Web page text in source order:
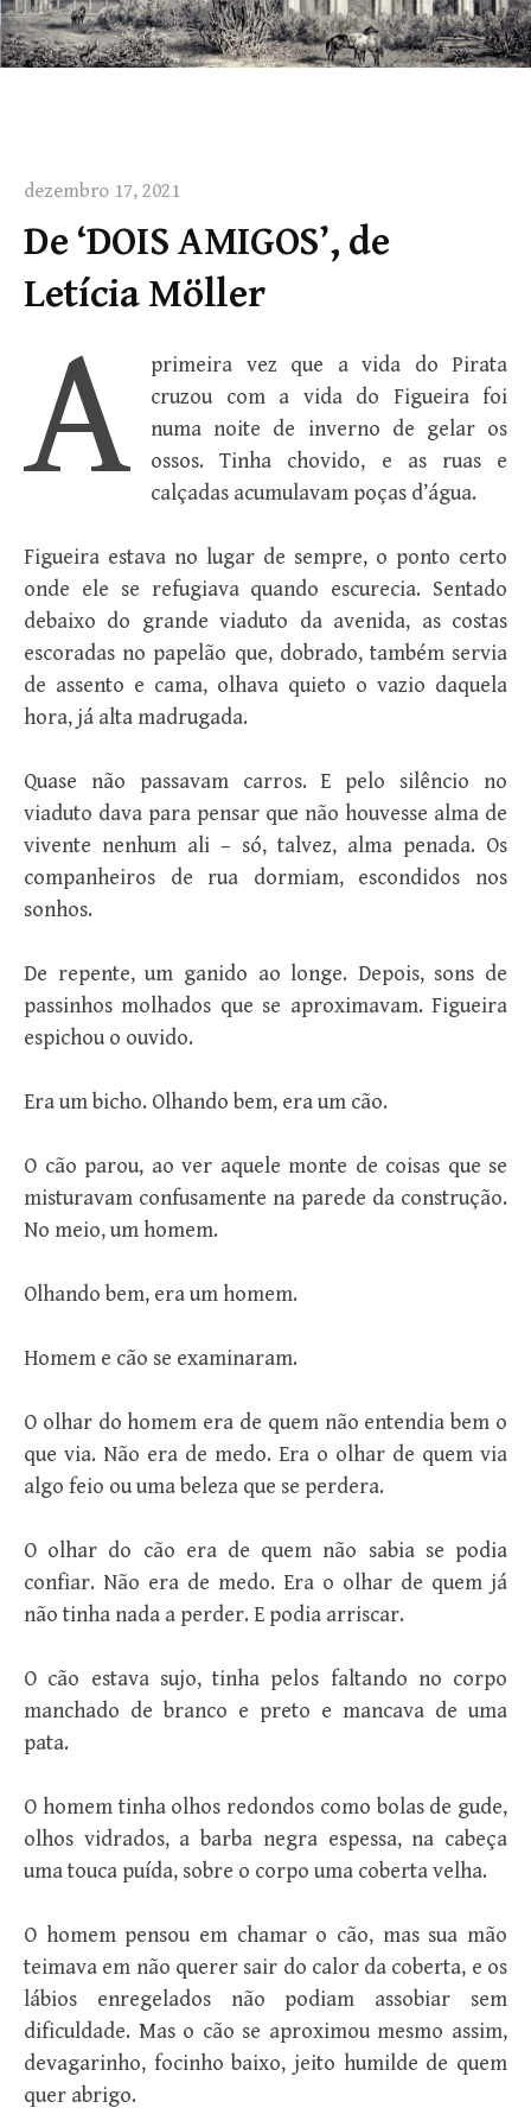
dezembro 17, 2021
De ‘DOIS AMIGOS’, de
Letícia Möller
A
primeira vez que a vida do Pirata
cruzou com a vida do Figueira foi
numa noite de inverno de gelar os
ossos. Tinha chovido, e as ruas e
calçadas acumulavam poças d’água.
Figueira estava no lugar de sempre, o ponto certo
onde ele se refugiava quando escurecia. Sentado
debaixo do grande viaduto da avenida, as costas
escoradas no papelão que, dobrado, também servia
de assento e cama, olhava quieto o vazio daquela
hora, já alta madrugada.
Quase não passavam carros. E pelo silêncio no
viaduto dava para pensar que não houvesse alma de
vivente nenhum ali – só, talvez, alma penada. Os
companheiros de rua dormiam, escondidos nos
sonhos.
De repente, um ganido ao longe. Depois, sons de
passinhos molhados que se aproximavam. Figueira
espichou o ouvido.
Era um bicho. Olhando bem, era um cão.
O cão parou, ao ver aquele monte de coisas que se
misturavam confusamente na parede da construção.
No meio, um homem.
Olhando bem, era um homem.
Homem e cão se examinaram.
O olhar do homem era de quem não entendia bem o
que via. Não era de medo. Era o olhar de quem via
algo feio ou uma beleza que se perdera.
O olhar do cão era de quem não sabia se podia
confiar. Não era de medo. Era o olhar de quem já
não tinha nada a perder. E podia arriscar.
O cão estava sujo, tinha pelos faltando no corpo
manchado de branco e preto e mancava de uma
pata.
O homem tinha olhos redondos como bolas de gude,
olhos vidrados, a barba negra espessa, na cabeça
uma touca puída, sobre o corpo uma coberta velha.
O homem pensou em chamar o cão, mas sua mão
teimava em não querer sair do calor da coberta, e os
lábios enregelados não podiam assobiar sem
dificuldade. Mas o cão se aproximou mesmo assim,
devagarinho, focinho baixo, jeito humilde de quem
quer abrigo.